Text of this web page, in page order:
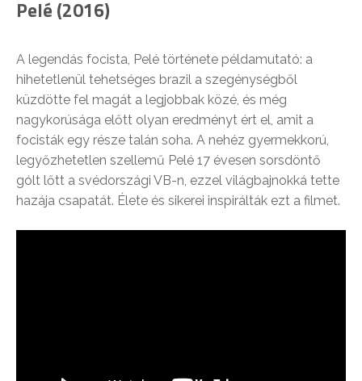
Pelé (2016)
A legendás focista, Pelé története példamutató: a
hihetetlenül tehetséges brazil a szegénységből
küzdötte fel magát a legjobbak közé, és még
nagykorúsága előtt olyan eredményt ért el, amit a
focisták egy része talán soha. A nehéz gyermekkorú,
legyőzhetetlen szellemű Pelé 17 évesen sorsdöntő
gólt lőtt a svédországi VB-n, ezzel világbajnokká tette
hazája csapatát. Élete és sikerei inspirálták ezt a filmet.